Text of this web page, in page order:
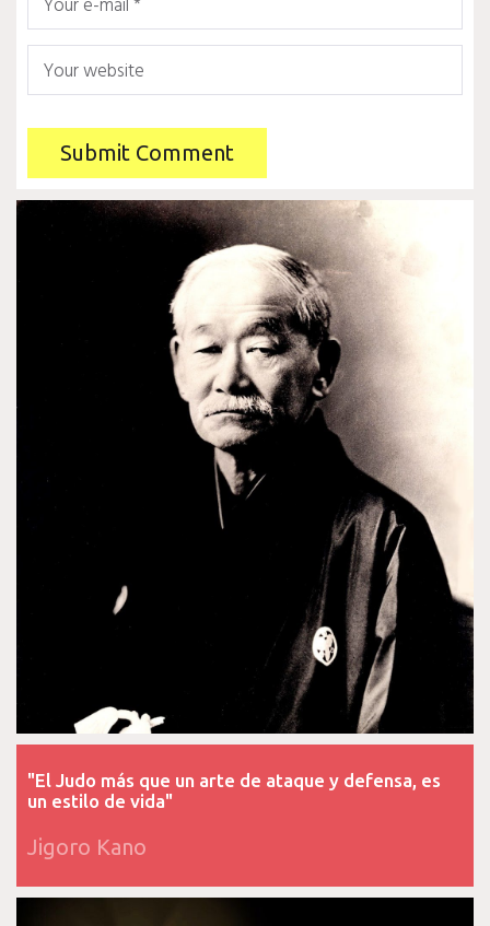
"El Judo más que un arte de ataque y defensa, es
un estilo de vida"
Jigoro Kano